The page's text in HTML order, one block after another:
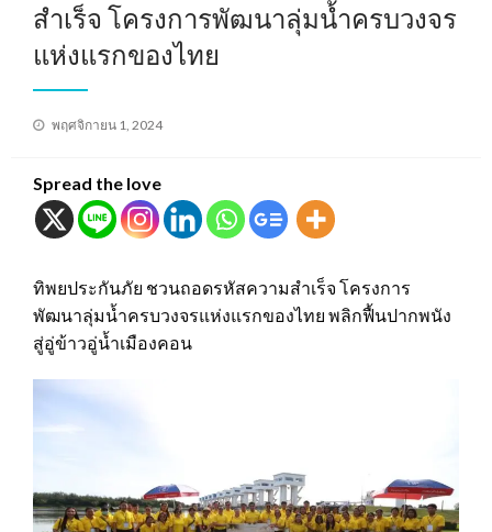
สำเร็จ โครงการพัฒนาลุ่มน้ำครบวงจร
แห่งแรกของไทย
Posted
พฤศจิกายน 1, 2024
Spread the love
ทิพยประกันภัย ชวนถอดรหัสความสำเร็จ โครงการ
พัฒนาลุ่มน้ำครบวงจรแห่งแรกของไทย พลิกฟื้นปากพนัง
สู่อู่ข้าวอู่น้ำเมืองคอน